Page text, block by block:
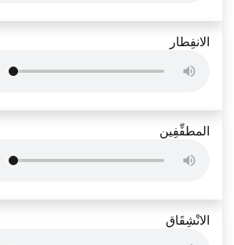
الانفِطار
المطفِّفِين
الانْشِقَاق